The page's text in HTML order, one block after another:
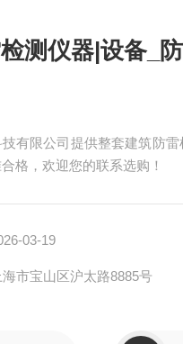
测仪器|设备_
技有限公司提供整套建筑防
格，欢迎您的联系选购！
03-19
市宝山区沪太路8885号